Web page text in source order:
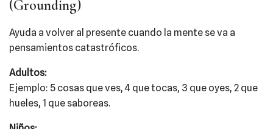
(Grounding)
Ayuda a volver al presente cuando la mente se va a
pensamientos catastróficos.
Adultos:
Ejemplo: 5 cosas que ves, 4 que tocas, 3 que oyes, 2 que
hueles, 1 que saboreas.